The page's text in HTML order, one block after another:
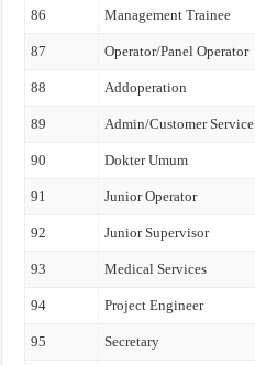
86 Management Trainee
87 Operator/Panel Operator
88 Addoperation
89 Admin/Customer Service
90 Dokter Umum
91 Junior Operator
92 Junior Supervisor
93 Medical Services
94 Project Engineer
95 Secretary